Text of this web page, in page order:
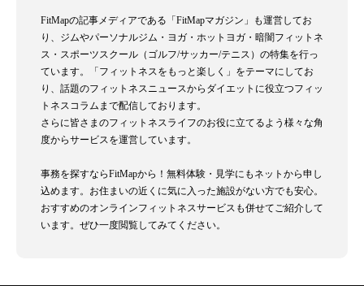
FitMapの記事メディアである「FitMapマガジン」も運営してお
り、ジムやパーソナルジム・ヨガ・ホットヨガ・暗闇フィットネ
ス・スポーツスクール（ゴルフ/サッカー/テニス）の特集を行っ
ています。「フィットネスをもっと楽しく」をテーマにしてお
り、話題のフィットネスニュースからダイエットに役立つフィッ
トネスコラムまで配信しております。
さらに皆さまのフィットネスライフのお役に立てるよう様々な角
度からサービスを運営しています。
事務を探すならFitMapから！無料体験・見学にもネットから申し
込めます。お住まいの近くに気に入った施設がない方でも安心。
おすすめのオンラインフィットネスサービスも併せてご紹介して
います。ぜひ一度閲覧してみてください。